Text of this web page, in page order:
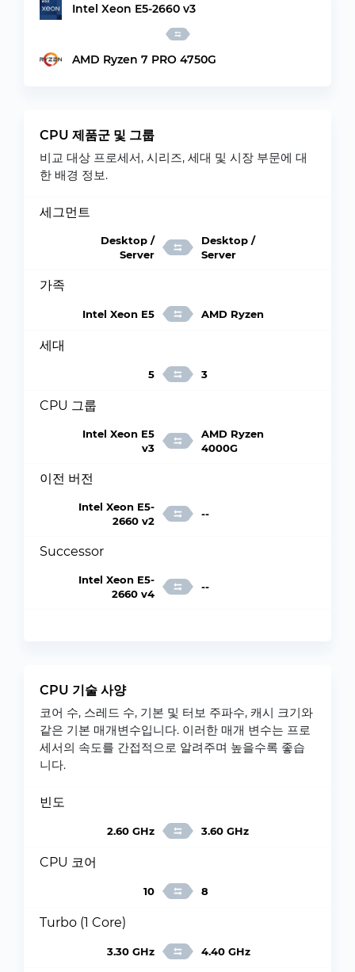
Intel Xeon E5-2660 v3
AMD Ryzen 7 PRO 4750G
CPU 제품군 및 그룹
비교 대상 프로세서, 시리즈, 세대 및 시장 부문에 대
한 배경 정보.
세그먼트
Desktop /
Server
Desktop /
Server
가족
Intel Xeon E5 AMD Ryzen
세대
5 3
CPU 그룹
Intel Xeon E5
v3
AMD Ryzen
4000G
이전 버전
Intel Xeon E5-
2660 v2
--
Successor
Intel Xeon E5-
2660 v4
--
CPU 기술 사양
코어 수, 스레드 수, 기본 및 터보 주파수, 캐시 크기와
같은 기본 매개변수입니다. 이러한 매개 변수는 프로
세서의 속도를 간접적으로 알려주며 높을수록 좋습
니다.
빈도
2.60 GHz 3.60 GHz
CPU 코어
10 8
Turbo (1 Core)
3.30 GHz 4.40 GHz